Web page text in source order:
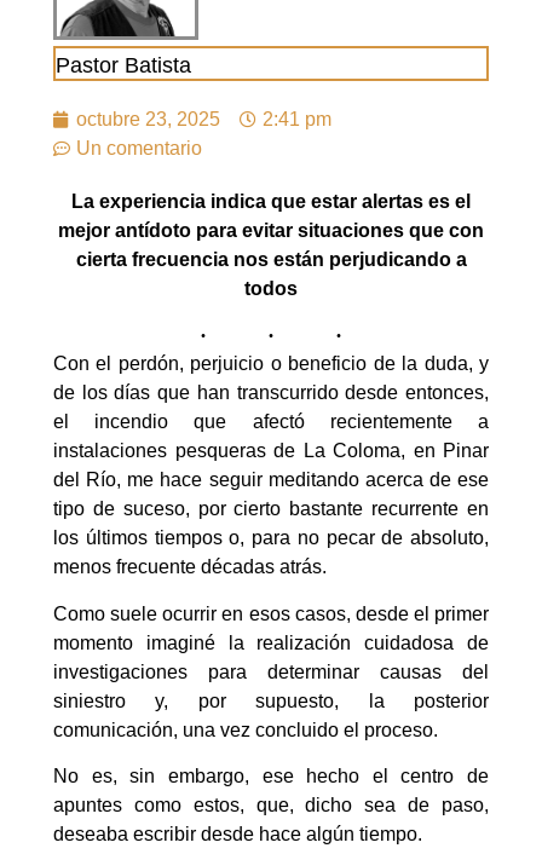
Pastor Batista
octubre 23, 2025
2:41 pm
Un comentario
La experiencia indica que estar alertas es el
mejor antídoto para evitar situaciones que con
cierta frecuencia nos están perjudicando a
todos
Con el perdón, perjuicio o beneficio de la duda, y
de los días que han transcurrido desde entonces,
el incendio que afectó recientemente a
instalaciones pesqueras de La Coloma, en Pinar
del Río, me hace seguir meditando acerca de ese
tipo de suceso, por cierto bastante recurrente en
los últimos tiempos o, para no pecar de absoluto,
menos frecuente décadas atrás.
Como suele ocurrir en esos casos, desde el primer
momento imaginé la realización cuidadosa de
investigaciones para determinar causas del
siniestro y, por supuesto, la posterior
comunicación, una vez concluido el proceso.
No es, sin embargo, ese hecho el centro de
apuntes como estos, que, dicho sea de paso,
deseaba escribir desde hace algún tiempo.